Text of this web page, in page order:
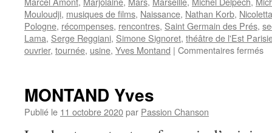
Mouloudji, musiques de films, Naissance, Nathan Korb, Nicoletta
Pologne, récompenses, rencontres, Saint Germain des Prés,
Lama, Serge Reggiani, Simone Signoret, théâtre de l'Est
ouvrier, tournée, usine, Yves Montand | Commentaires fermés
MONTAND Yves
Publié le 11 octobre 2020par Passion Chanson